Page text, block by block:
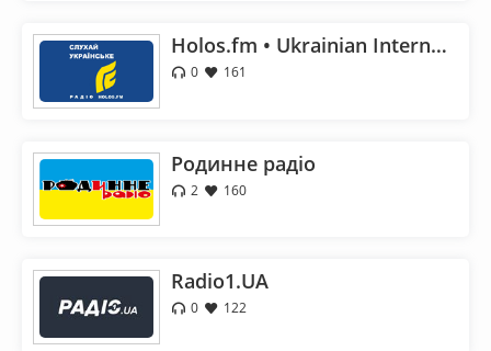
Holos.fm • Ukrainian Internet Radio
0 161
Родинне радіо
2 160
Radio1.UA
0 122